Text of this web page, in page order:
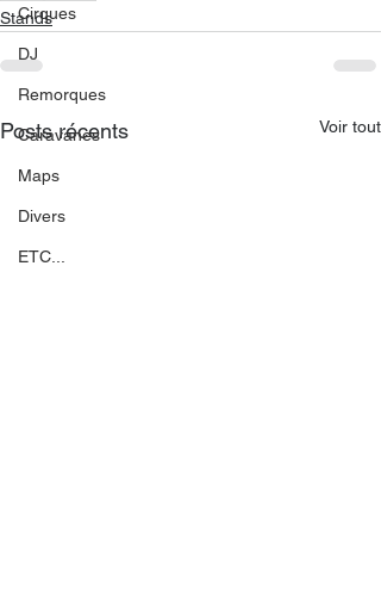
Cirques
DJ
Remorques
Caravanes
Maps
Divers
ETC...
Stands
Posts récents Voir tout